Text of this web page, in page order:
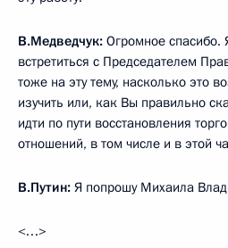
В.Медведчук: Огромное спасибо.
встретиться с Председателем
тоже на эту тему, насколько это
изучить или, как Вы правильно
идти по пути восстановления
отношений, в том числе и в этой
В.Путин: Я попрошу Михаила
<…>